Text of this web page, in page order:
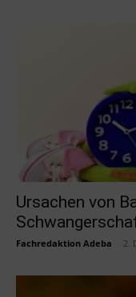
Ursachen von
Fachredaktion Adeba 2.